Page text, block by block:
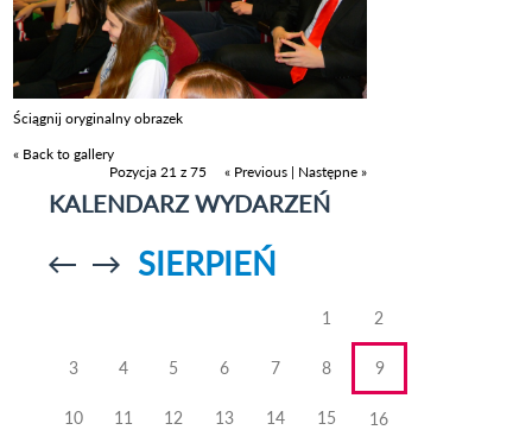
Ściągnij oryginalny obrazek
« Back to gallery
Pozycja 21 z 75
« Previous | Następne »
KALENDARZ WYDARZEŃ
Przejdź doPrzejdź do
SIERPIEŃ
1 2
3 4 5 6 7 8 9
10 11 12 13 14 15 16